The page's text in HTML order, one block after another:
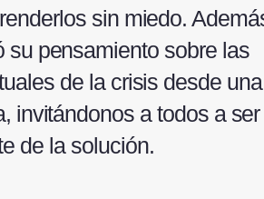
sin miedo.
su pensamiento sobre las
de la crisis desde una
invitándonos a todos a ser
de la solución.